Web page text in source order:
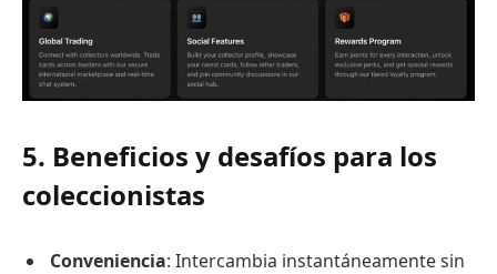
5. Beneficios y desafíos para los
coleccionistas
Conveniencia: Intercambia instantáneamente sin